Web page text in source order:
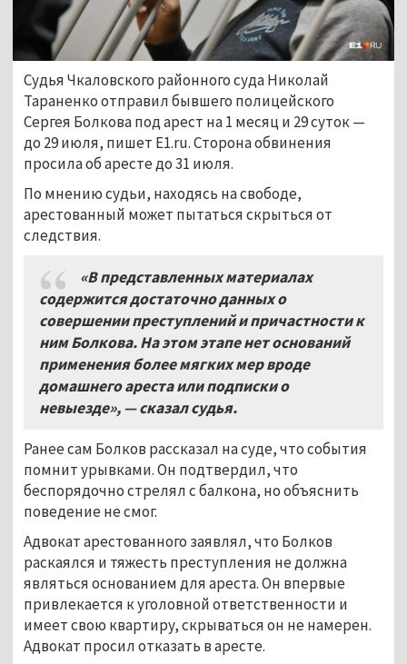
Судья Чкаловского районного суда Николай
Тараненко отправил бывшего полицейского
Сергея Болкова под арест на 1 месяц и 29 суток —
до 29 июля, пишет E1.ru. Сторона обвинения
просила об аресте до 31 июля.
По мнению судьи, находясь на свободе,
арестованный может пытаться скрыться от
следствия.
«В представленных материалах
содержится достаточно данных о
совершении преступлений и причастности к
ним Болкова. На этом этапе нет оснований
применения более мягких мер вроде
домашнего ареста или подписки о
невыезде», — сказал судья.
Ранее сам Болков рассказал на суде, что события
помнит урывками. Он подтвердил, что
беспорядочно стрелял с балкона, но объяснить
поведение не смог.
Адвокат арестованного заявлял, что Болков
раскаялся и тяжесть преступления не должна
являться основанием для ареста. Он впервые
привлекается к уголовной ответственности и
имеет свою квартиру, скрываться он не намерен.
Адвокат просил отказать в аресте.